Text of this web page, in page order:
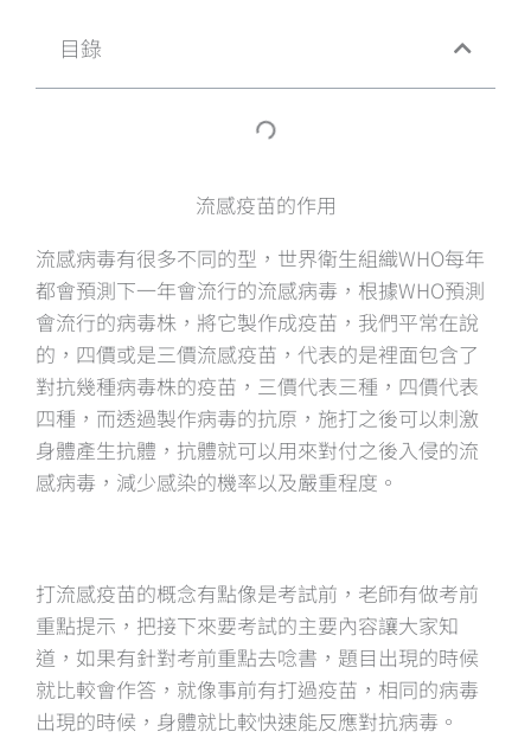
目錄
流感疫苗的作用
流感病毒有很多不同的型，世界衛生組織WHO每年
都會預測下一年會流行的流感病毒，根據WHO預測
會流行的病毒株，將它製作成疫苗，我們平常在說
的，四價或是三價流感疫苗，代表的是裡面包含了
對抗幾種病毒株的疫苗，三價代表三種，四價代表
四種，而透過製作病毒的抗原，施打之後可以刺激
身體產生抗體，抗體就可以用來對付之後入侵的流
感病毒，減少感染的機率以及嚴重程度。
打流感疫苗的概念有點像是考試前，老師有做考前
重點提示，把接下來要考試的主要內容讓大家知
道，如果有針對考前重點去唸書，題目出現的時候
就比較會作答，就像事前有打過疫苗，相同的病毒
出現的時候，身體就比較快速能反應對抗病毒。